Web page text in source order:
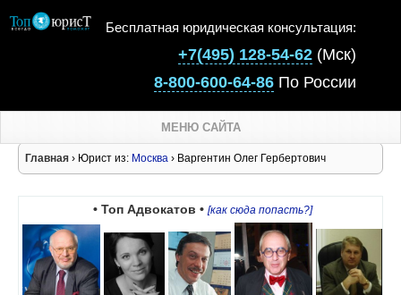
Бесплатная юридическая консультация:
+7(495) 128-54-62 (Мск)
8-800-600-64-86 По России
МЕНЮ САЙТА
Главная › Юрист из: Москва › Варгентин Олег Гербертович
• Топ Адвокатов • [как сюда попасть?]